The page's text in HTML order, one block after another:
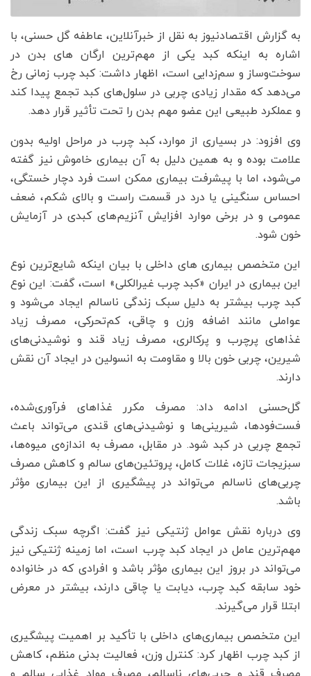
به گزارش اقتصادنیوز به نقل از خبرآنلاین، عاطفه گل حسنی، با
اشاره به اینکه کبد یکی از مهم‌ترین ارگان های بدن در
سوخت‌وساز و سم‌زدایی است، اظهار داشت: کبد چرب زمانی رخ
می‌دهد که مقدار زیادی چربی در سلول‌های کبد تجمع پیدا کند
و عملکرد طبیعی این عضو مهم بدن را تحت تأثیر قرار دهد.
وی افزود: در بسیاری از موارد، کبد چرب در مراحل اولیه بدون
علامت بوده و به همین دلیل به آن بیماری خاموش نیز گفته
می‌شود، اما با پیشرفت بیماری ممکن است فرد دچار خستگی،
احساس سنگینی یا درد در قسمت راست و بالای شکم، ضعف
عمومی و در برخی موارد افزایش آنزیم‌های کبدی در آزمایش
خون شود.
این متخصص بیماری های داخلی با بیان اینکه شایع‌ترین نوع
این بیماری در ایران «کبد چرب غیرالکلی» است، گفت: این نوع
کبد چرب بیشتر به دلیل سبک زندگی ناسالم ایجاد می‌شود و
عواملی مانند اضافه وزن و چاقی، کم‌تحرکی، مصرف زیاد
غذاهای پرچرب و پرکالری، مصرف زیاد قند و نوشیدنی‌های
شیرین، چربی خون بالا و مقاومت به انسولین در ایجاد آن نقش
دارند.
گل‌حسنی ادامه داد: مصرف مکرر غذاهای فرآوری‌شده،
فست‌فودها، شیرینی‌ها و نوشیدنی‌های قندی می‌تواند باعث
تجمع چربی در کبد شود. در مقابل، مصرف به اندازه‌ی میوه‌ها،
سبزیجات تازه، غلات کامل، پروتئین‌های سالم و کاهش مصرف
چربی‌های ناسالم می‌تواند در پیشگیری از این بیماری مؤثر
باشد.
وی درباره نقش عوامل ژنتیکی نیز گفت: اگرچه سبک زندگی
مهم‌ترین عامل در ایجاد کبد چرب است، اما زمینه ژنتیکی نیز
می‌تواند در بروز این بیماری مؤثر باشد و افرادی که در خانواده
خود سابقه کبد چرب، دیابت یا چاقی دارند، بیشتر در معرض
ابتلا قرار می‌گیرند.
این متخصص بیماری‌های داخلی با تأکید بر اهمیت پیشگیری
از کبد چرب اظهار کرد: کنترل وزن، فعالیت بدنی منظم، کاهش